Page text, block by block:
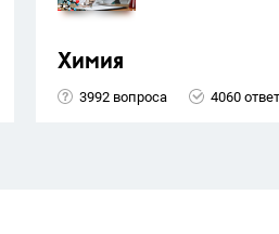
Химия
3992 вопроса 4060